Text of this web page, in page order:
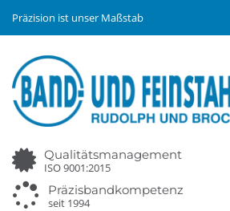
Präzision ist unser Maßstab
Qualitätsmanagement
ISO 9001:2015
Präzisbandkompetenz
seit 1994